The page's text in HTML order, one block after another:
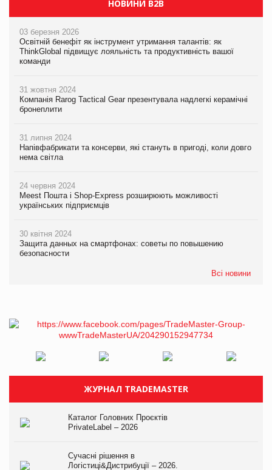
НОВИНИ B2B
03 березня 2026
Освітній бенефіт як інструмент утримання талантів: як
ThinkGlobal підвищує лояльність та продуктивність вашої
команди
31 жовтня 2024
Компанія Rarog Tactical Gear презентувала надлегкі керамічні
бронеплити
31 липня 2024
Напівфабрикати та консерви, які стануть в пригоді, коли довго
нема світла
24 червня 2024
Meest Пошта і Shop-Express розширюють можливості
українських підприємців
30 квітня 2024
Защита данных на смартфонах: советы по повышению
безопасности
Всі новини
ЖУРНАЛ TRADEMASTER
Каталог Головних Проєктів
PrivateLabel – 2026
Сучасні рішення в
Логістиці&Дистрибуції – 2026.